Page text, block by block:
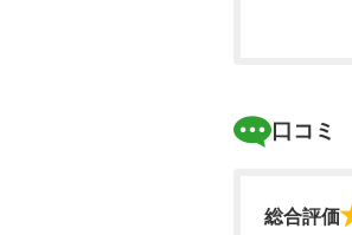
口コミ
総合評価